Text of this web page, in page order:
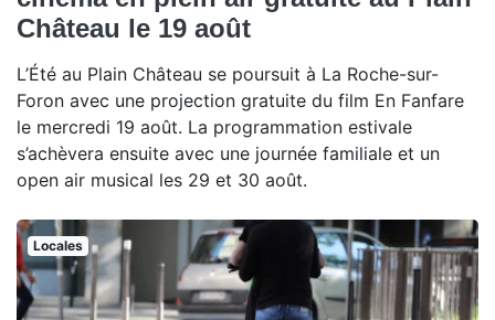
Château le 19 août
L’Été au Plain Château se poursuit à La Roche-sur-
Foron avec une projection gratuite du film En Fanfare
le mercredi 19 août. La programmation estivale
s’achèvera ensuite avec une journée familiale et un
open air musical les 29 et 30 août.
Locales